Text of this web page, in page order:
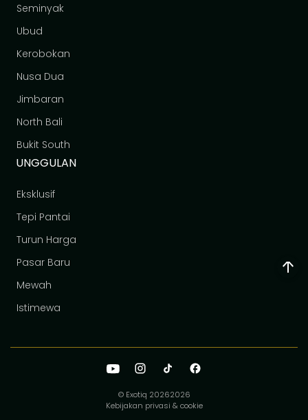
Seminyak
Ubud
Kerobokan
Nusa Dua
Jimbaran
North Bali
Bukit South
UNGGULAN
Eksklusif
Tepi Pantai
Turun Harga
Pasar Baru
Mewah
Istimewa
© Exotiq 20262026
Kebijakan privasi & cookie